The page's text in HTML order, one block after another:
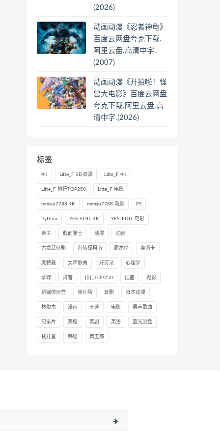
(2026)
动画动漫《忍者神龟》
百度云网盘夸克下载.
阿里云盘.高清中字.
(2007)
动画动漫《开拍啦！怪
兽大电影》百度云网盘
夸克下载.阿里云盘.高
清中字.(2026)
标签
4K Litte_F 3D资源 Litte_F 4K
Litte_F 排行TOP250 Litte_F 电影
mmiao7788 4K mmiao7788 电影 PS
Python YFS_EDIT 4K YFS_EDIT 电影
亲子 假面骑士 动漫 动画
古龙武侠剧 名侦探柯南 周杰伦 奥斯卡
奥特曼 女声歌曲 好芳法 心理学
慕课 抖音 排行TOP250 插画 摄影
新媒体运营 新片场 日剧 日本动漫
林俊杰 漫画 王芳 电影 男声歌曲
纪录片 美剧 英剧 英语 蓝光原盘
钱儿爸 韩剧 黄玉郎